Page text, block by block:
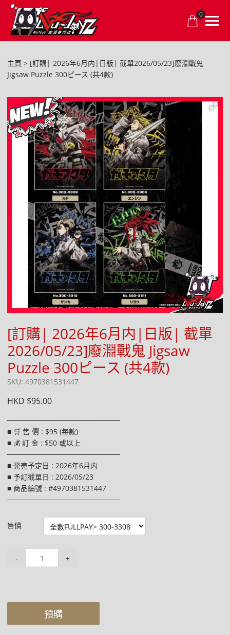
0
主頁
[訂購| 2026年6月内|日版| 截單2026/05/23]廢淵戰鬼
Jigsaw Puzzle 300ピース (共4款)
[訂購| 2026年6月内|日版| 截單
2026/05/23]廢淵戰鬼 Jigsaw
Puzzle 300ピース (共4款)
SKU: 4970381531447
HKD $95.00
──────────────────────
■ 🛒 售 價 : $95 (每款)
■ 💰 訂 金 : $50 或以上
──────────────────────
■ 発売予定日 : 2026年6月内
■ 予訂截單日 : 2026/05/23
■ 商品編號 : #4970381531447
──────────────────────
售價
- +
預購